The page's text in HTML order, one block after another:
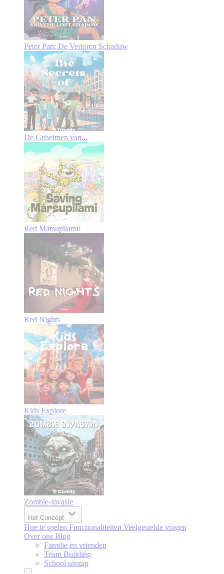
Peter Pan: De Verloren Schaduw
De Geheimen van...
Red Marsupilami!
Red Nights
Kids Explore
Zombie-invasie
Het Concept
Hoe te spelen Functionaliteiten Veelgestelde vragen
Over ons Blog
Familie en vrienden
Team Building
School uitstap